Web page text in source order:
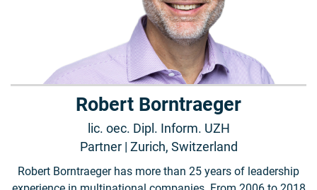
Robert Borntraeger
lic. oec. Dipl. Inform. UZH
Partner | Zurich, Switzerland
Robert Borntraeger has more than 25 years of leadership